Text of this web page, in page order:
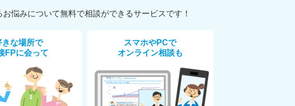
悩みについて無料で相談ができるサービスです！
きな場所で
FPに会って
スマホやPCで
オンライン相談も